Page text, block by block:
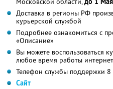
Доставка в регионы РФ
курьерской службой
Подробнее ознакомиться с
«Описание»
Вы можете воспользоваться
любое время работы
Телефон службы поддержки
Сайт